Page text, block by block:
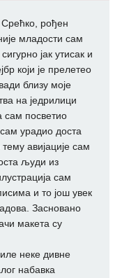
рођен
младости сам
јак утисак и
који је прелетео
близу моје
на једрилици
сам посветио
урадио доста
авијације сам
људи из
сам
и то још увек
Засновано
макета су
неке дивне
набавка